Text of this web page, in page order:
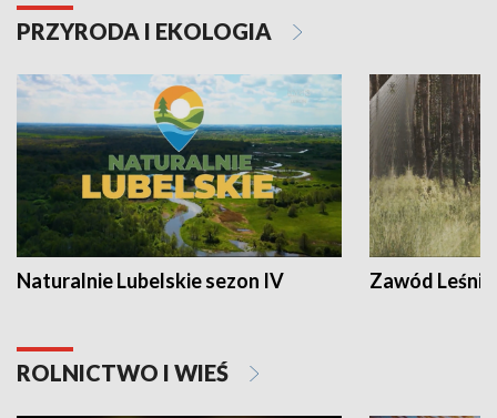
PRZYRODA I EKOLOGIA
Naturalnie Lubelskie sezon IV Zawód Leśnik
ROLNICTWO I WIEŚ